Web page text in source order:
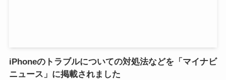
iPhoneのトラブルについての対処法などを「マイナビ
ニュース」に掲載されました